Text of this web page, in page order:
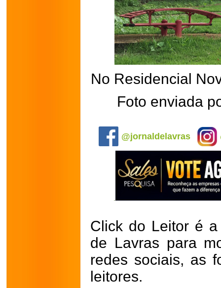
No Residencial
Foto enviada
@jornaldelavras
Click do Leitor é
de Lavras para
redes sociais, as
leitores.